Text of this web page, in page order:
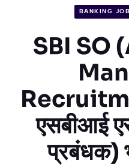
BANKING JOB
SBI SO
एसबीआई
प्रबंधक)